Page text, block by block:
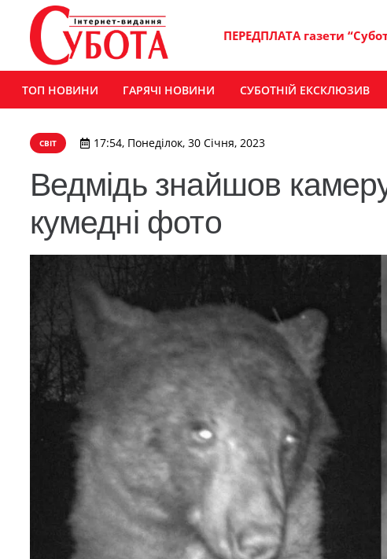
ПЕРЕДПЛАТА газети
ТОП НОВИНИ ГАРЯЧІ НОВИНИ СУБОТНІЙ ЕКСКЛЮЗИВ
СВІТ 17:54, Понеділок, 30 Січня, 2023
Ведмідь знайшов
кумедні фото